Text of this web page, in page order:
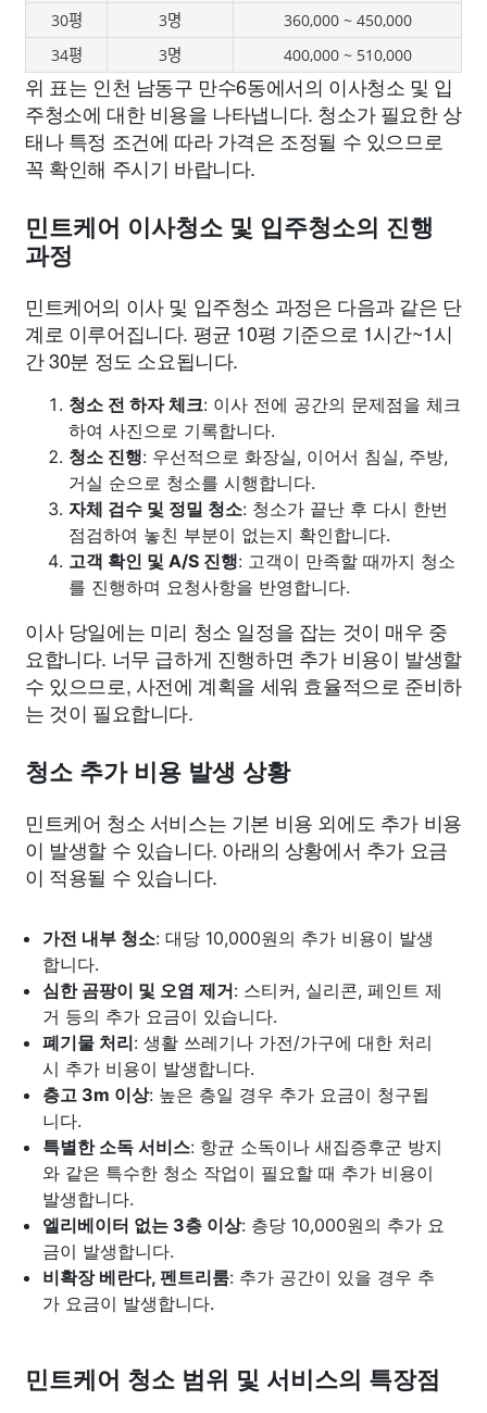
30평
3명
360,000 ~ 450,000
34평
3명 400,000 ~ 510,000
위 표는 인천 남동구 만수6동에서의 이사청소 및 입
주청소에 대한 비용을 나타냅니다. 청소가 필요한 상
태나 특정 조건에 따라 가격은 조정될 수 있으므로
꼭 확인해 주시기 바랍니다.
민트케어 이사청소 및 입주청소의 진행
과정
민트케어의 이사 및 입주청소 과정은 다음과 같은 단
계로 이루어집니다. 평균 10평 기준으로 1시간~1시
간 30분 정도 소요됩니다.
청소 전 하자 체크: 이사 전에 공간의 문제점을 체크
하여 사진으로 기록합니다.
청소 진행: 우선적으로 화장실, 이어서 침실, 주방,
거실 순으로 청소를 시행합니다.
자체 검수 및 정밀 청소: 청소가 끝난 후 다시 한번
점검하여 놓친 부분이 없는지 확인합니다.
고객 확인 및 A/S 진행: 고객이 만족할 때까지 청소
를 진행하며 요청사항을 반영합니다.
이사 당일에는 미리 청소 일정을 잡는 것이 매우 중
요합니다. 너무 급하게 진행하면 추가 비용이 발생할
수 있으므로, 사전에 계획을 세워 효율적으로 준비하
는 것이 필요합니다.
청소 추가 비용 발생 상황
민트케어 청소 서비스는 기본 비용 외에도 추가 비용
이 발생할 수 있습니다. 아래의 상황에서 추가 요금
이 적용될 수 있습니다.
가전 내부 청소: 대당 10,000원의 추가 비용이 발생
합니다.
심한 곰팡이 및 오염 제거: 스티커, 실리콘, 페인트 제
거 등의 추가 요금이 있습니다.
폐기물 처리: 생활 쓰레기나 가전/가구에 대한 처리
시 추가 비용이 발생합니다.
층고 3m 이상: 높은 층일 경우 추가 요금이 청구됩
니다.
특별한 소독 서비스: 항균 소독이나 새집증후군 방지
와 같은 특수한 청소 작업이 필요할 때 추가 비용이
발생합니다.
엘리베이터 없는 3층 이상: 층당 10,000원의 추가 요
금이 발생합니다.
비확장 베란다, 펜트리룸: 추가 공간이 있을 경우 추
가 요금이 발생합니다.
민트케어 청소 범위 및 서비스의 특장점